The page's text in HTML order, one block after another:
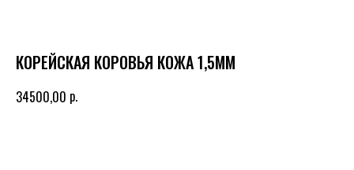
КОРЕЙСКАЯ КОРОВЬЯ КОЖА 1,5ММ
34500,00 р.